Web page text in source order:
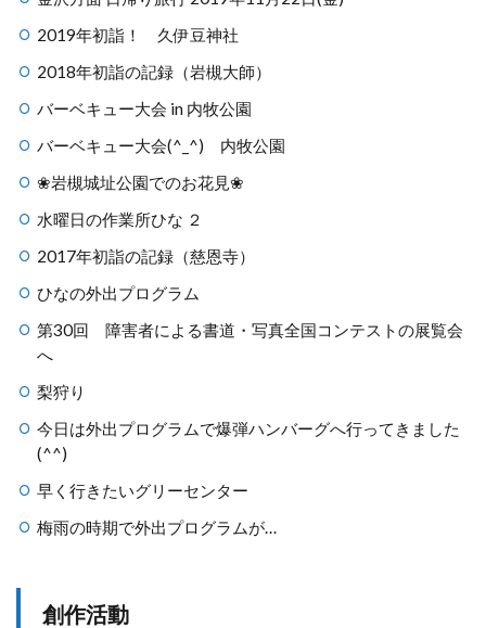
2019年初詣！ 久伊豆神社
2018年初詣の記録（岩槻大師）
バーベキュー大会 in 内牧公園
バーベキュー大会(^_^) 内牧公園
❀岩槻城址公園でのお花見❀
水曜日の作業所ひな ２
2017年初詣の記録（慈恩寺）
ひなの外出プログラム
第30回 障害者による書道・写真全国コンテストの展覧会
へ
梨狩り
今日は外出プログラムで爆弾ハンバーグへ行ってきました
(^^)
早く行きたいグリーセンター
梅雨の時期で外出プログラムが…
創作活動